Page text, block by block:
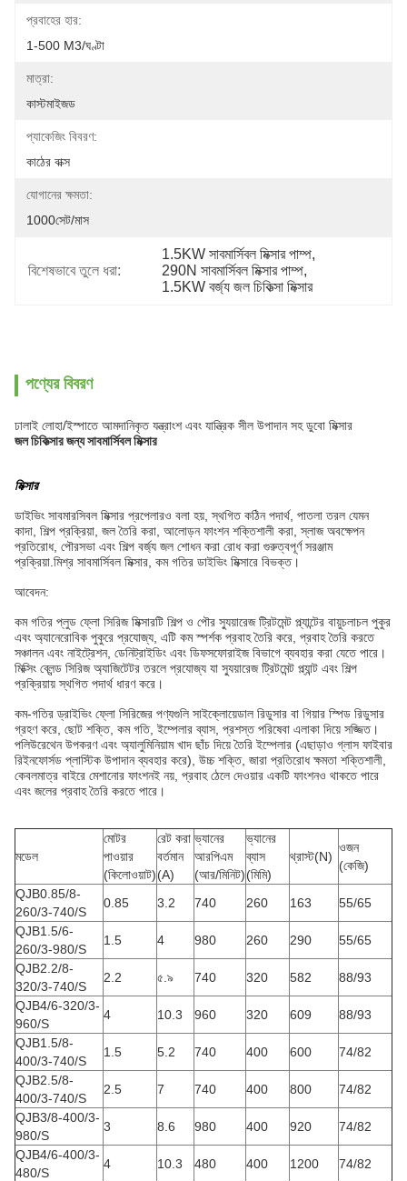
প্রবাহের হার:
1-500 M3/ঘণ্টা
মাত্রা:
কাস্টমাইজড
প্যাকেজিং বিবরণ:
কাঠের বাক্স
যোগানের ক্ষমতা:
1000সেট/মাস
বিশেষভাবে তুলে ধরা:
1.5KW সাবমার্সিবল মিক্সার পাম্প,
290N সাবমার্সিবল মিক্সার পাম্প,
1.5KW বর্জ্য জল চিকিত্সা মিক্সার
পণ্যের বিবরণ
ঢালাই লোহা/ইস্পাতে আমদানিকৃত যন্ত্রাংশ এবং যান্ত্রিক সীল উপাদান সহ ডুবো মিক্সার
জল চিকিত্সার জন্য সাবমার্সিবল মিক্সার
মিক্সার
ডাইভিং সাবমারসিবল মিক্সার প্রপেলারও বলা হয়, স্থগিত কঠিন পদার্থ, পাতলা তরল যেমন
কাদা, শিল্প প্রক্রিয়া, জল তৈরি করা, আলোড়ন ফাংশন শক্তিশালী করা, স্লাজ অবক্ষেপন
প্রতিরোধ, পৌরসভা এবং শিল্প বর্জ্য জল শোধন করা রোধ করা গুরুত্বপূর্ণ সরঞ্জাম
প্রক্রিয়া.মিশ্র সাবমার্সিবল মিক্সার, কম গতির ডাইভিং মিক্সারে বিভক্ত।
আবেদন:
কম গতির প্লুড ফ্লো সিরিজ মিক্সারটি শিল্প ও পৌর স্যুয়ারেজ ট্রিটমেন্ট প্ল্যান্টের বায়ুচলাচল পুকুর
এবং অ্যানেরোবিক পুকুরে প্রযোজ্য, এটি কম স্পর্শক প্রবাহ তৈরি করে, প্রবাহ তৈরি করতে
সঞ্চালন এবং নাইট্রেশন, ডেনিট্রাইডিং এবং ডিফসফোরাইজ বিভাগে ব্যবহার করা যেতে পারে।
মিক্সিং ব্লেন্ড সিরিজ অ্যাজিটেটর তরলে প্রযোজ্য যা স্যুয়ারেজ ট্রিটমেন্ট প্ল্যান্ট এবং শিল্প
প্রক্রিয়ায় স্থগিত পদার্থ ধারণ করে।
কম-গতির ড্রাইভিং ফ্লো সিরিজের পণ্যগুলি সাইক্লোয়েডাল রিডুসার বা গিয়ার স্পিড রিডুসার
গ্রহণ করে, ছোট শক্তি, কম গতি, ইম্পেলার ব্যাস, প্রশস্ত পরিষেবা এলাকা দিয়ে সজ্জিত।
পলিউরেথেন উপকরণ এবং অ্যালুমিনিয়াম খাদ ছাঁচ দিয়ে তৈরি ইম্পেলার (এছাড়াও গ্লাস ফাইবার
রিইনফোর্সড প্লাস্টিক উপাদান ব্যবহার করে), উচ্চ শক্তি, জারা প্রতিরোধ ক্ষমতা শক্তিশালী,
কেবলমাত্র বাইরে মেশানোর ফাংশনই নয়, প্রবাহ ঠেলে দেওয়ার একটি ফাংশনও থাকতে পারে
এবং জলের প্রবাহ তৈরি করতে পারে।
মডেল
মোটর
পাওয়ার
(কিলোওয়াট)
রেট করা
বর্তমান
(A)
ভ্যানের
আরপিএম
(আর/মিনিট)
ভ্যানের
ব্যাস
(মিমি)
থ্রাস্ট(N)
ওজন
(কেজি)
QJB0.85/8-
260/3-740/S
0.85 3.2 740 260 163
55/65
QJB1.5/6-
260/3-980/S
1.5 4 980 260 290
55/65
QJB2.2/8-
320/3-740/S
2.2 ৫.৯ 740 320 582
88/93
QJB4/6-320/3-
960/S
4 10.3 960 320 609
88/93
QJB1.5/8-
400/3-740/S
1.5 5.2 740 400 600
74/82
QJB2.5/8-
400/3-740/S
2.5 7 740 400 800
74/82
QJB3/8-400/3-
980/S
3 8.6 980 400 920
74/82
QJB4/6-400/3-
480/S
4 10.3 480 400 1200
74/82